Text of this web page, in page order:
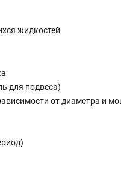
жидкостей
для подвеса)
от диаметра и